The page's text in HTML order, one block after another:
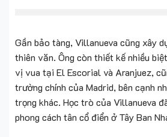
Gần bảo tàng, Villanueva cũng xây
thiên văn. Ông còn thiết kế nhiều
vị vua tại El Escorial và Aranjuez,
trường chính của Madrid, bên cạnh
trọng khác. Học trò của Villanueva
phong cách tân cổ điển ở Tây Ban